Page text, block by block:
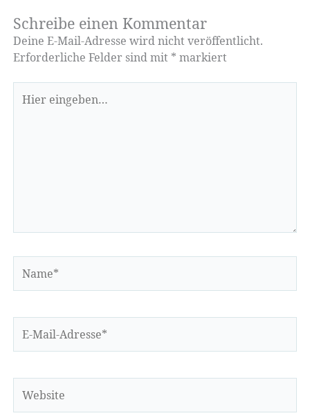
Schreibe einen Kommentar
Deine E-Mail-Adresse wird nicht veröffentlicht.
Erforderliche Felder sind mit * markiert
eingeben…
Mail-